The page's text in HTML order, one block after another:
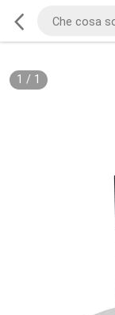
1 / 1